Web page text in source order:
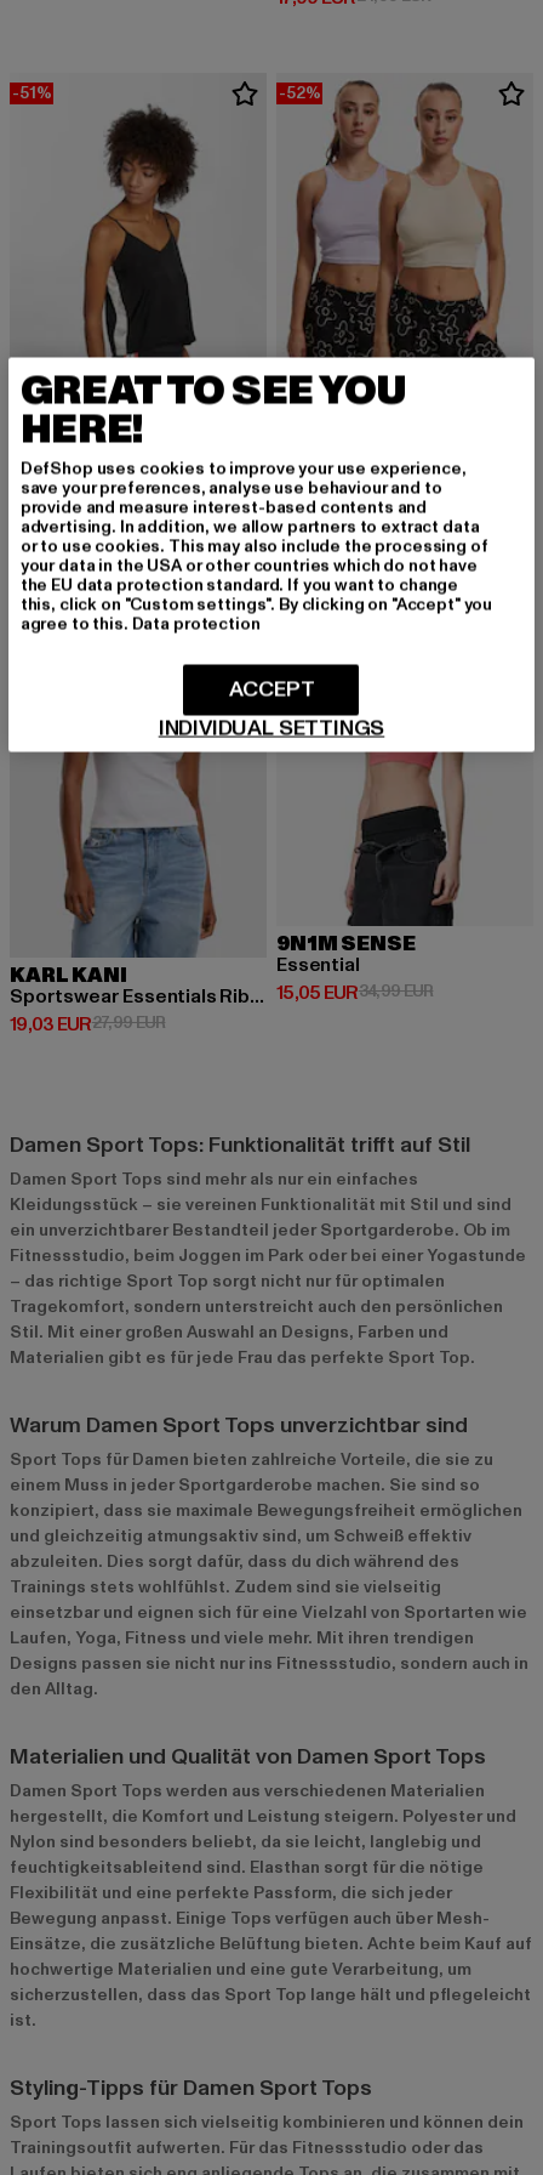
-51%
SIXTH JUNE
Mars
17,15 EUR
Derzeitiger Preis: 17,15 EUR
34,99 EURAktionspreis: 34,99 EUR
-52%
12,00 EUR
Derzeitiger Preis: 12,00 EUR
24,99 EURAktionspreis:
-32%
KARL KANI
Sportswear Essentials Rib Crop
19,03 EUR
Derzeitiger Preis: 19,03 EUR
27,99 EURAktionspreis: 27,99 EUR
-57%
9N1M SENSE
Essential
15,05 EUR
Derzeitiger Preis: 15,05 EUR
34,99 EURAktionspreis:
Damen Sport Tops: Funktionalität trifft auf Stil
Damen Sport Tops sind mehr als nur ein einfaches
Kleidungsstück – sie vereinen Funktionalität mit Stil und sind
ein unverzichtbarer Bestandteil jeder Sportgarderobe. Ob im
Fitnessstudio, beim Joggen im Park oder bei einer Yogastunde
– das richtige Sport Top sorgt nicht nur für optimalen
Tragekomfort, sondern unterstreicht auch den persönlichen
Stil. Mit einer großen Auswahl an Designs, Farben und
Materialien gibt es für jede Frau das perfekte Sport Top.
Warum Damen Sport Tops unverzichtbar sind
Sport Tops für Damen bieten zahlreiche Vorteile, die sie zu
einem Muss in jeder Sportgarderobe machen. Sie sind so
konzipiert, dass sie maximale Bewegungsfreiheit ermöglichen
und gleichzeitig atmungsaktiv sind, um Schweiß effektiv
abzuleiten. Dies sorgt dafür, dass du dich während des
Trainings stets wohlfühlst. Zudem sind sie vielseitig
einsetzbar und eignen sich für eine Vielzahl von Sportarten wie
Laufen, Yoga, Fitness und viele mehr. Mit ihren trendigen
Designs passen sie nicht nur ins Fitnessstudio, sondern auch in
den Alltag.
Materialien und Qualität von Damen Sport Tops
Damen Sport Tops werden aus verschiedenen Materialien
hergestellt, die Komfort und Leistung steigern. Polyester und
Nylon sind besonders beliebt, da sie leicht, langlebig und
feuchtigkeitsableitend sind. Elasthan sorgt für die nötige
Flexibilität und eine perfekte Passform, die sich jeder
Bewegung anpasst. Einige Tops verfügen auch über Mesh-
Einsätze, die zusätzliche Belüftung bieten. Achte beim Kauf auf
hochwertige Materialien und eine gute Verarbeitung, um
sicherzustellen, dass das Sport Top lange hält und pflegeleicht
ist.
Styling-Tipps für Damen Sport Tops
Sport Tops lassen sich vielseitig kombinieren und können dein
Trainingsoutfit aufwerten. Für das Fitnessstudio oder das
GREAT TO SEE YOU
HERE!
DefShop uses cookies to improve your use experience,
save your preferences, analyse use behaviour and to
provide and measure interest-based contents and
advertising. In addition, we allow partners to extract data
or to use cookies. This may also include the processing of
your data in the USA or other countries which do not have
the EU data protection standard. If you want to change
this, click on "Custom settings". By clicking on "Accept" you
agree to this. Data protection
INDIVIDUAL SETTINGS
ACCEPT